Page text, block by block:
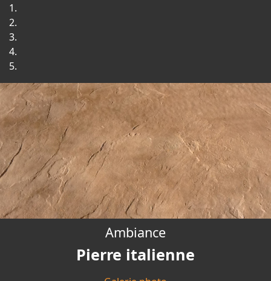
Ambiance
Pierre italienne